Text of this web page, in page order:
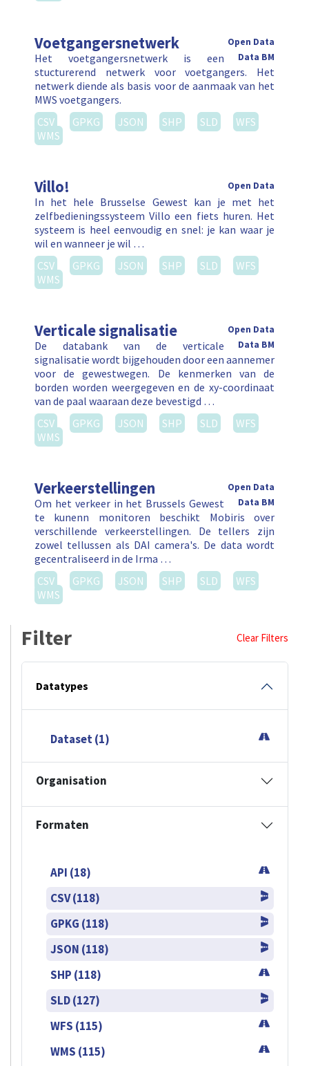
Voetgangersnetwerk
Open Data
Data BM
Het voetgangersnetwerk is een
stucturerend netwerk voor voetgangers. Het
netwerk diende als basis voor de aanmaak van het
MWS voetgangers.
CSV
GPKG JSON SHP SLD
WFS
WMS
Villo! Open Data
In het hele Brusselse Gewest kan je met het
zelfbedieningssysteem Villo een fiets huren. Het
systeem is heel eenvoudig en snel: je kan waar je
wil en wanneer je wil …
CSV
GPKG JSON SHP SLD
WFS
WMS
Verticale signalisatie
Open Data
Data BM
De databank van de verticale
signalisatie wordt bijgehouden door een aannemer
voor de gewestwegen. De kenmerken van de
borden worden weergegeven en de xy-coordinaat
van de paal waaraan deze bevestigd …
CSV
GPKG JSON SHP SLD
WFS
WMS
Verkeerstellingen
Open Data
Data BM
Om het verkeer in het Brussels Gewest
te kunenn monitoren beschikt Mobiris over
verschillende verkeerstellingen. De tellers zijn
zowel tellussen als DAI camera's. De data wordt
gecentraliseerd in de Irma …
CSV
GPKG JSON SHP SLD
WFS
WMS
Filter Clear Filters
Datatypes
Dataset (1)
Organisation
Formaten
API (18)
CSV (118)
GPKG (118)
JSON (118)
SHP (118)
SLD (127)
WFS (115)
WMS (115)